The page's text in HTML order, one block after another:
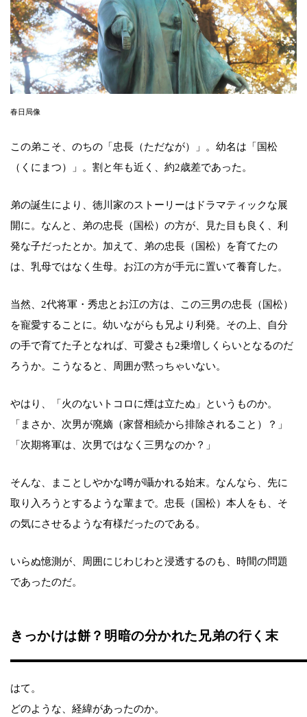
春日局像
この弟こそ、のちの「忠長（ただなが）」。幼名は「国松
（くにまつ）」。割と年も近く、約2歳差であった。
弟の誕生により、徳川家のストーリーはドラマティックな展
開に。なんと、弟の忠長（国松）の方が、見た目も良く、利
発な子だったとか。加えて、弟の忠長（国松）を育てたの
は、乳母ではなく生母。お江の方が手元に置いて養育した。
当然、2代将軍・秀忠とお江の方は、この三男の忠長（国松）
を寵愛することに。幼いながらも兄より利発。その上、自分
の手で育てた子となれば、可愛さも2乗増しくらいとなるのだ
ろうか。こうなると、周囲が黙っちゃいない。
やはり、「火のないトコロに煙は立たぬ」というものか。
「まさか、次男が廃嫡（家督相続から排除されること）？」
「次期将軍は、次男ではなく三男なのか？」
そんな、まことしやかな噂が囁かれる始末。なんなら、先に
取り入ろうとするような輩まで。忠長（国松）本人をも、そ
の気にさせるような有様だったのである。
いらぬ憶測が、周囲にじわじわと浸透するのも、時間の問題
であったのだ。
きっかけは餅？明暗の分かれた兄弟の行く末
はて。
どのような、経緯があったのか。